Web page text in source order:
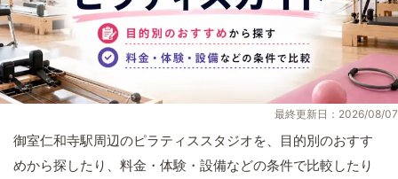
最終更新日：2026/08/07
御室仁和寺駅周辺のピラティススタジオを、目的別のおすす
めから探したり、料金・体験・設備などの条件で比較したり